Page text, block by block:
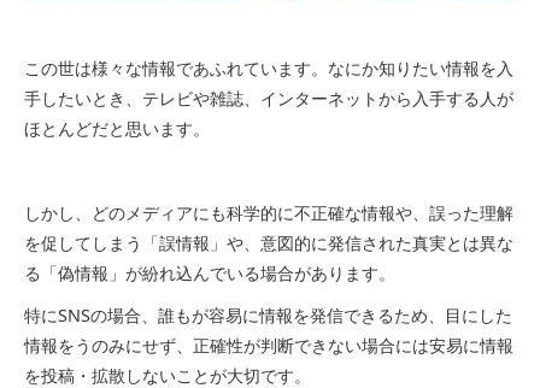
この世は様々な情報であふれています。なにか知りたい情報を入
手したいとき、テレビや雑誌、インターネットから入手する人が
ほとんどだと思います。
しかし、どのメディアにも科学的に不正確な情報や、誤った理解
を促してしまう「誤情報」や、意図的に発信された真実とは異な
る「偽情報」が紛れ込んでいる場合があります。
特にSNSの場合、誰もが容易に情報を発信できるため、目にした
情報をうのみにせず、正確性が判断できない場合には安易に情報
を投稿・拡散しないことが大切です。